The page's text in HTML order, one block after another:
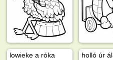
lowieke a róka holló úr